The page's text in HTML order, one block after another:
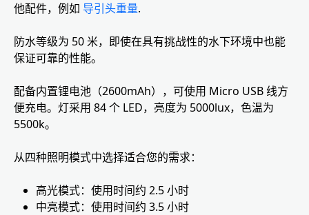
他配件，例如 导引头重量.
防水等级为 50 米，即使在具有挑战性的水下环境中也能
保证可靠的性能。
配备内置锂电池（2600mAh），可使用 Micro USB 线方
便充电。灯采用 84 个 LED，亮度为 5000lux，色温为
5500k。
从四种照明模式中选择适合您的需求：
高光模式：使用时间约 2.5 小时
中亮模式：使用时间约 3.5 小时